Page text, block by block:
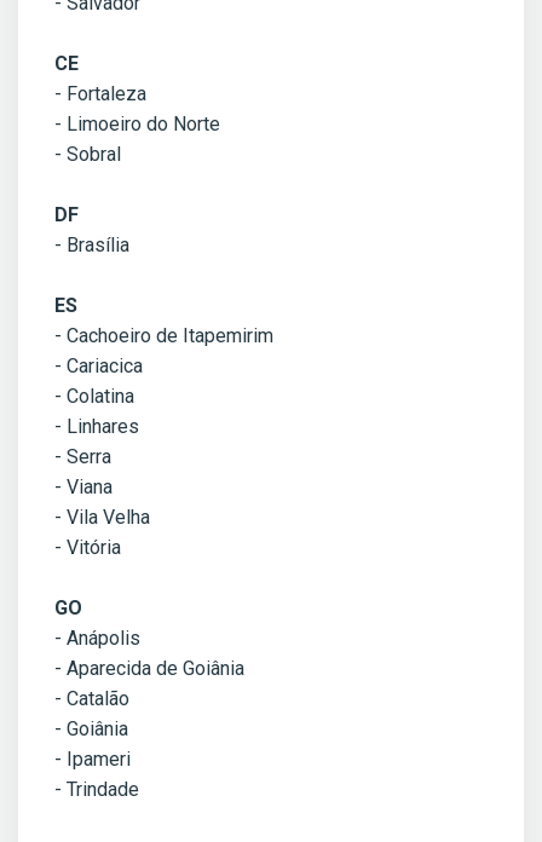
CE
- Fortaleza
- Limoeiro do Norte
- Sobral
DF
- Brasília
ES
- Cachoeiro de Itapemirim
- Cariacica
- Colatina
- Linhares
- Serra
- Viana
- Vila Velha
- Vitória
GO
- Anápolis
- Aparecida de Goiânia
- Catalão
- Goiânia
- Ipameri
- Trindade